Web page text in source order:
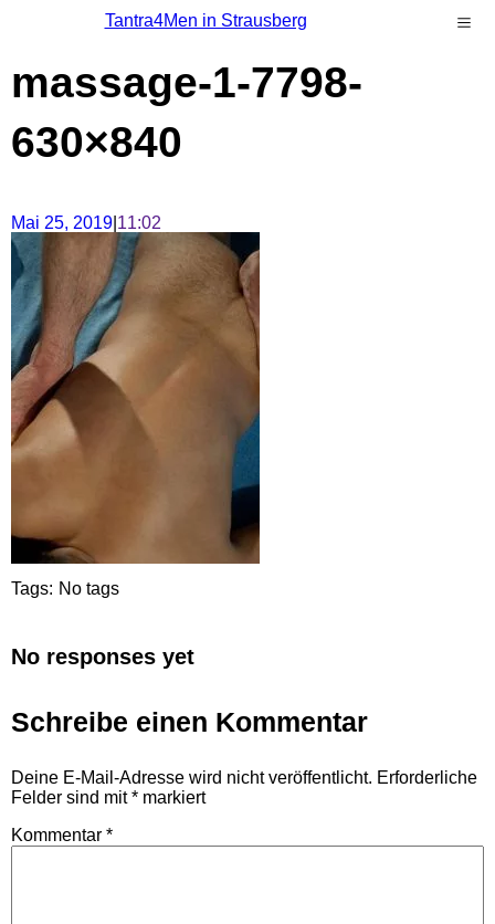
Tantra4Men in Strausberg
massage-1-7798-
630×840
Mai 25, 2019 11:02
Tags: No tags
No responses yet
Schreibe einen Kommentar
Deine E-Mail-Adresse wird nicht veröffentlicht. Erforderliche
Felder sind mit* markiert
Kommentar *